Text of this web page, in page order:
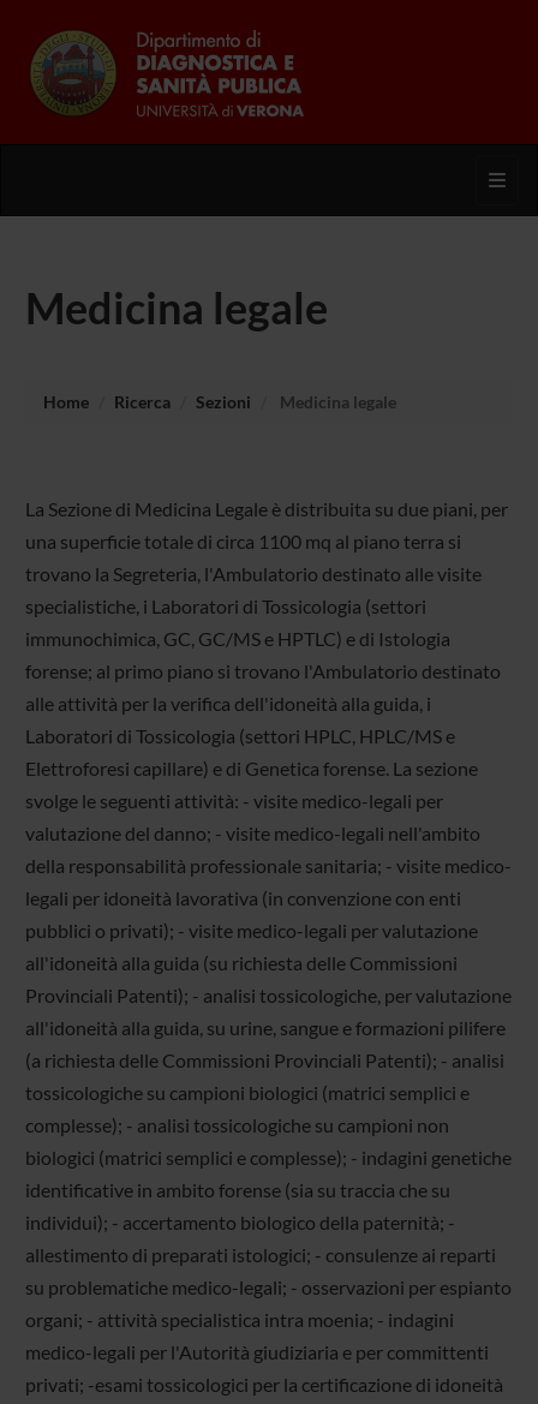
Medicina legale
Home Ricerca Sezioni Medicina legale
La Sezione di Medicina Legale è distribuita su due piani, per
una superficie totale di circa 1100 mq al piano terra si
trovano la Segreteria, l'Ambulatorio destinato alle visite
specialistiche, i Laboratori di Tossicologia (settori
immunochimica, GC, GC/MS e HPTLC) e di Istologia
forense; al primo piano si trovano l'Ambulatorio destinato
alle attività per la verifica dell'idoneità alla guida, i
Laboratori di Tossicologia (settori HPLC, HPLC/MS e
Elettroforesi capillare) e di Genetica forense. La sezione
svolge le seguenti attività: - visite medico-legali per
valutazione del danno; - visite medico-legali nell'ambito
della responsabilità professionale sanitaria; - visite medico-
legali per idoneità lavorativa (in convenzione con enti
pubblici o privati); - visite medico-legali per valutazione
all'idoneità alla guida (su richiesta delle Commissioni
Provinciali Patenti); - analisi tossicologiche, per valutazione
all'idoneità alla guida, su urine, sangue e formazioni pilifere
(a richiesta delle Commissioni Provinciali Patenti); - analisi
tossicologiche su campioni biologici (matrici semplici e
complesse); - analisi tossicologiche su campioni non
biologici (matrici semplici e complesse); - indagini genetiche
identificative in ambito forense (sia su traccia che su
individui); - accertamento biologico della paternità; -
allestimento di preparati istologici; - consulenze ai reparti
su problematiche medico-legali; - osservazioni per espianto
organi; - attività specialistica intra moenia; - indagini
medico-legali per l'Autorità giudiziaria e per committenti
privati; -esami tossicologici per la certificazione di idoneità